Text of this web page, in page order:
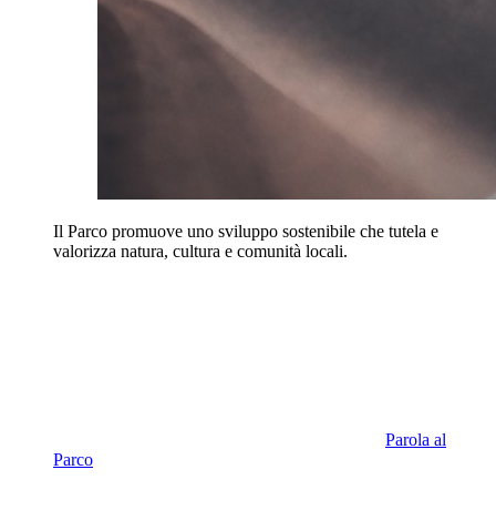
Il Parco promuove uno sviluppo sostenibile che tutela e
valorizza natura, cultura e comunità locali.
Parola al
Parco